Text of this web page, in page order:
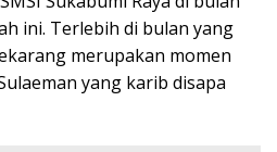
ini. Terlebih di bulan yang
merupakan momen
yang karib disapa